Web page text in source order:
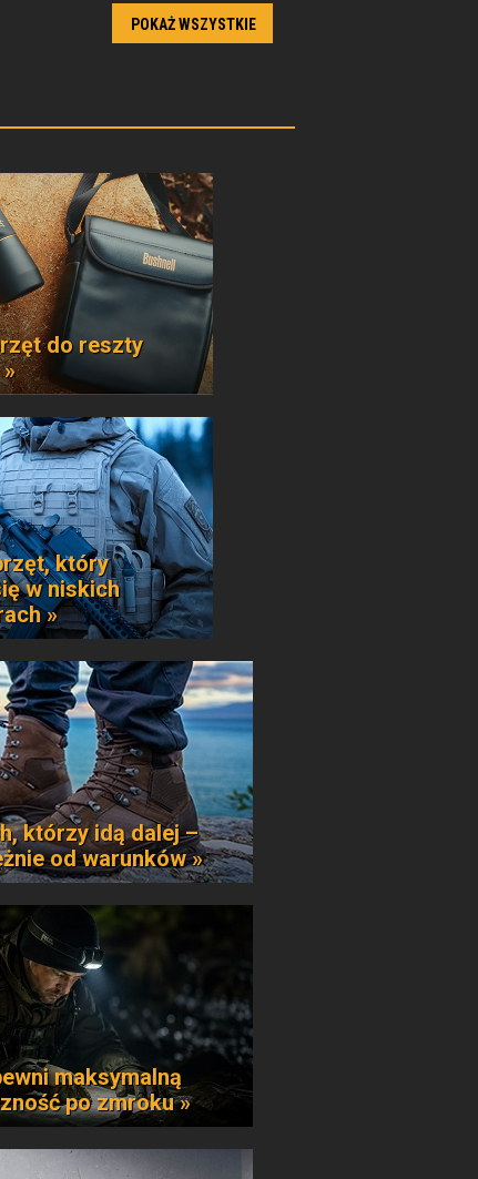
POKAŻ WSZYSTKIE
do reszty
który
w niskich
»
którzy idą dalej –
od warunków »
maksymalną
po zmroku »